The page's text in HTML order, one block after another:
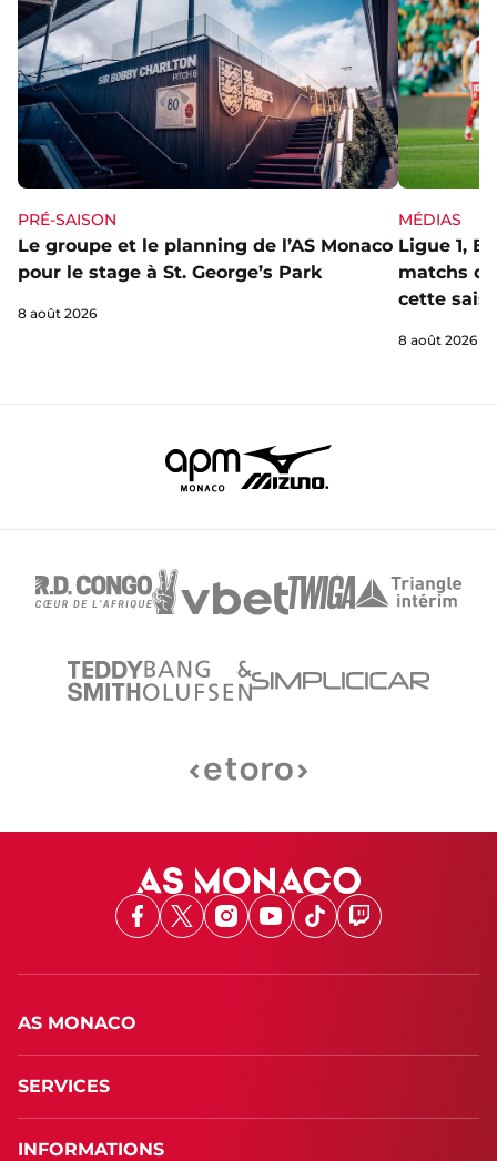
PRÉ-SAISON
Le groupe et le planning de l’AS Monaco
pour le stage à St. George’s Park
8 août 2026
MÉDIAS
Ligue 1,
matchs
cette
8 août 2026
Facebook
X Instagram
Youtube
TikTokTwitch
AS MONACO
SERVICES
INFORMATIONS